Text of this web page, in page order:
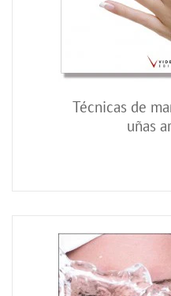
Técnicas de
uñas